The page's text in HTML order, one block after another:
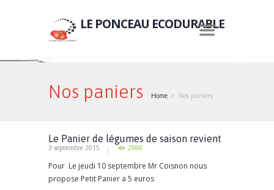
LE PONCEAU ECODURABLE
Nos paniers Home Nos paniers
Le Panier de légumes de saison revient
3 septembre 2015 2988
Pour Le jeudi 10 septembre Mr Coisnon nous
propose Petit Panier a 5 euros